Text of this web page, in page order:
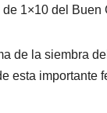
1×10 del Buen
de la siembra
esta importante